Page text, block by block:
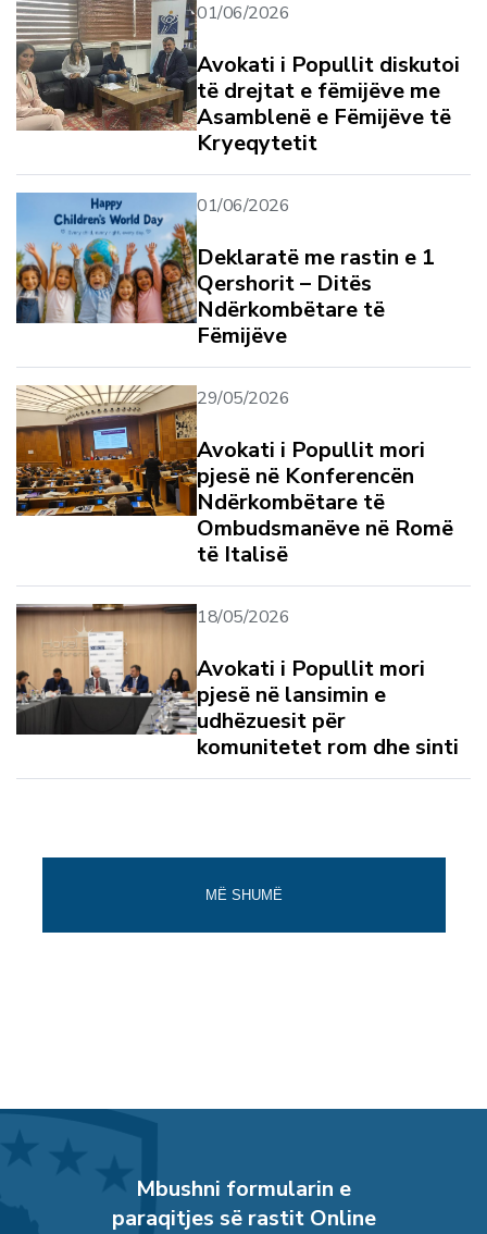
01/06/2026
Avokati i Popullit diskutoi
të drejtat e fëmijëve me
Asamblenë e Fëmijëve të
Kryeqytetit
01/06/2026
Deklaratë me rastin e 1
Qershorit – Ditës
Ndërkombëtare të
Fëmijëve
29/05/2026
Avokati i Popullit mori
pjesë në Konferencën
Ndërkombëtare të
Ombudsmanëve në Romë
të Italisë
18/05/2026
Avokati i Popullit mori
pjesë në lansimin e
udhëzuesit për
komunitetet rom dhe sinti
MË SHUMË
Mbushni formularin e
paraqitjes së rastit Online